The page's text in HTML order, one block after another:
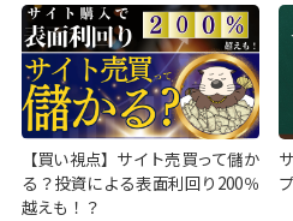
【買い視点】サイト売買って儲か
る？投資による表面利回り200％
越えも！？